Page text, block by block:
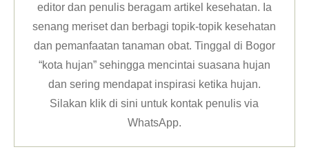
editor dan penulis beragam artikel kesehatan. Ia
senang meriset dan berbagi topik-topik kesehatan
dan pemanfaatan tanaman obat. Tinggal di Bogor
“kota hujan” sehingga mencintai suasana hujan
dan sering mendapat inspirasi ketika hujan.
Silakan klikdi sini untuk kontak penulis via
WhatsApp.